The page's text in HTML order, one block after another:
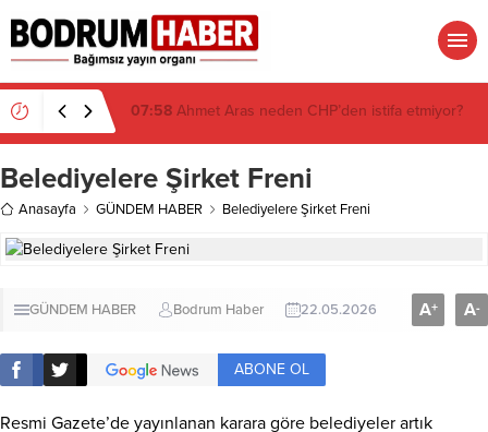
07:26 Muğla’da 2 Milyon 280 Bin TL’lik Akü
Hırsızlığı Zanlısı Yakalandı
Belediyelere Şirket Freni
Anasayfa GÜNDEM HABER Belediyelere Şirket Freni
GÜNDEM HABER Bodrum Haber 22.05.2026 A+ A-
ABONE OL
Resmi Gazete’de yayınlanan karara göre belediyeler artık